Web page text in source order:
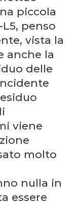
piccola
penso
vista la
anche la
delle
viene
molto
nulla in
essere